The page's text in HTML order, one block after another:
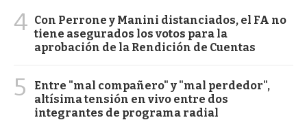
4 Con Perrone y Manini distanciados, el FA no
tiene asegurados los votos para la
aprobación de la Rendición de Cuentas
5
Entre "mal compañero" y "mal perdedor",
altísima tensión en vivo entre dos
integrantes de programa radial